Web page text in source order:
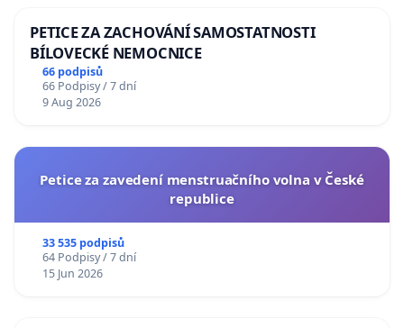
PETICE ZA ZACHOVÁNÍ SAMOSTATNOSTI
BÍLOVECKÉ NEMOCNICE
66 podpisů
66 Podpisy / 7 dní
9 Aug 2026
Petice za zavedení menstruačního volna v České
republice
33 535 podpisů
64 Podpisy / 7 dní
15 Jun 2026